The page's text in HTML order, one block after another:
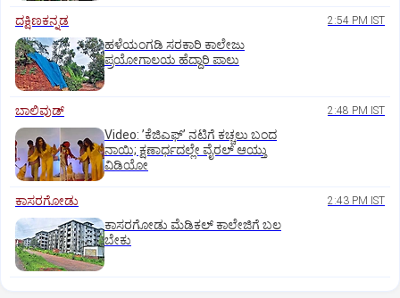
ದಕ್ಷಿಣಕನ್ನಡ 2:54 PM IST
ಹಳೆಯಂಗಡಿ ಸರಕಾರಿ ಕಾಲೇಜು
ಪ್ರಯೋಗಾಲಯ ಹೆದ್ದಾರಿ ಪಾಲು
ಬಾಲಿವುಡ್‌ 2:48 PM IST
Video: ʼಕೆಜಿಎಫ್‌ʼ ನಟಿಗೆ ಕಚ್ಚಲು ಬಂದ
ನಾಯಿ; ಕ್ಷಣಾರ್ಧದಲ್ಲೇ ವೈರಲ್‌ ಆಯ್ತು
ವಿಡಿಯೋ
ಕಾಸರಗೋಡು 2:43 PM IST
ಕಾಸರಗೋಡು ಮೆಡಿಕಲ್‌ ಕಾಲೇಜಿಗೆ ಬಲ
ಬೇಕು